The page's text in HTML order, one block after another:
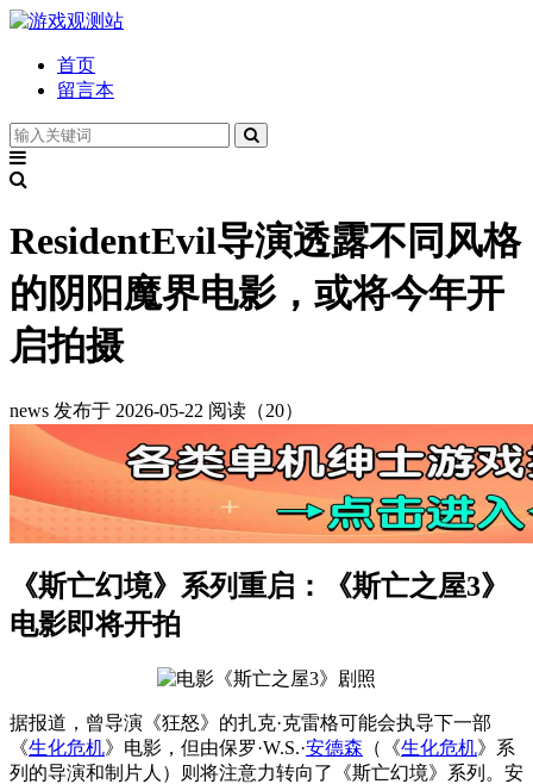
首页
留言本
ResidentEvil导演透露不同风格
的阴阳魔界电影，或将今年开
启拍摄
news 发布于 2026-05-22 阅读（20）
《斯亡幻境》系列重启：《斯亡之屋3》
电影即将开拍
据报道，曾导演《狂怒》的扎克·克雷格可能会执导下一部
《生化危机》电影，但由保罗·W.S.·安德森 （《生化危机》系
列的导演和制片人）则将注意力转向了《斯亡幻境》系列。安